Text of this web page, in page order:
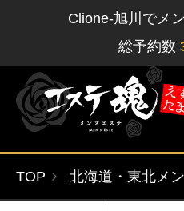
Clione-旭川でメ
総予約数
閲覧履歴
ゲストさん
TOP 北海道・東北メ